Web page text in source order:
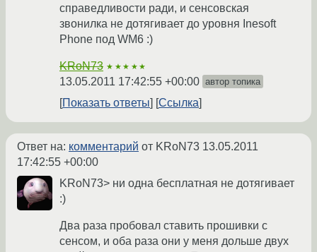
справедливости ради, и сенсовская
звонилка не дотягивает до уровня Inesoft
Phone под WM6 :)
KRoN73 ★★★★★
13.05.2011 17:42:55 +00:00 автор топика
Показать ответы Ссылка
Ответ на: комментарий от KRoN73 13.05.2011
17:42:55 +00:00
KRoN73> ни одна бесплатная не дотягивает
:)
Два раза пробовал ставить прошивки с
сенсом, и оба раза они у меня дольше двух